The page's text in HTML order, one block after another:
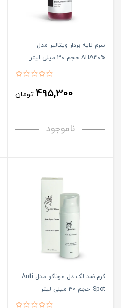
سرم لایه بردار ویتالیر مدل
AHA30% حجم 30 میلی لیتر
495,300 تومان
ناموجود
کرم ضد لک دل موناکو مدل Anti
Spot حجم 30 میلی لیتر